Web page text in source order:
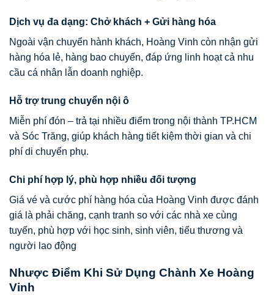
Dịch vụ đa dạng: Chở khách + Gửi hàng hóa
Ngoài vận chuyển hành khách, Hoàng Vinh còn nhận gửi
hàng hóa lẻ, hàng bao chuyến, đáp ứng linh hoạt cả nhu
cầu cá nhân lẫn doanh nghiệp.
Hỗ trợ trung chuyển nội ô
Miễn phí đón – trả tại nhiều điểm trong nội thành TP.HCM
và Sóc Trăng, giúp khách hàng tiết kiệm thời gian và chi
phí di chuyển phụ.
Chi phí hợp lý, phù hợp nhiều đối tượng
Giá vé và cước phí hàng hóa của Hoàng Vinh được đánh
giá là phải chăng, cạnh tranh so với các nhà xe cùng
tuyến, phù hợp với học sinh, sinh viên, tiểu thương và
người lao động
Nhược Điểm Khi Sử Dụng Chành Xe Hoàng
Vinh